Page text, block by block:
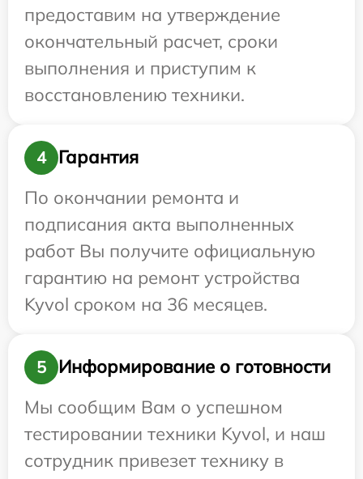
предоставим на утверждение
окончательный расчет, сроки
выполнения и приступим к
восстановлению техники.
4
Гарантия
По окончании ремонта и
подписания акта выполненных
работ Вы получите официальную
гарантию на ремонт устройства
Kyvol сроком на 36 месяцев.
5
Информирование о готовности
Мы сообщим Вам о успешном
тестировании техники Kyvol, и наш
сотрудник привезет технику в